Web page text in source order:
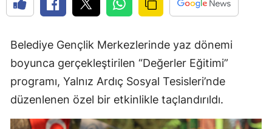
Belediye Gençlik Merkezlerinde yaz dönemi
boyunca gerçekleştirilen “Değerler Eğitimi”
programı, Yalnız Ardıç Sosyal Tesisleri’nde
düzenlenen özel bir etkinlikle taçlandırıldı.